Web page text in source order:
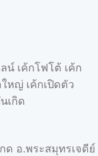
น์ เค้กโฟโต้ เค้ก
หญ่ เค้กเปิดตัว
เกิด
ด อ.พระสมุทรเจดีย์